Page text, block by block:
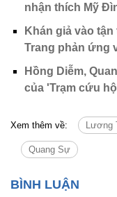
nhận thích Mỹ
Khán giả vào
Trang phản ứng
Hồng Diễm,
của 'Trạm cứu
Xem thêm về: Lương
Quang Sự